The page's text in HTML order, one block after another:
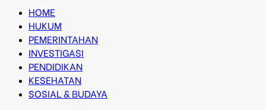
HOME
HUKUM
PEMERINTAHAN
INVESTIGASI
PENDIDIKAN
KESEHATAN
SOSIAL & BUDAYA